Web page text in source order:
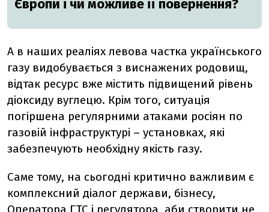
Європи і чи можливе її повернення?
А в наших реаліях левова частка українського
газу видобувається з виснажених родовищ,
відтак ресурс вже містить підвищений рівень
діоксиду вуглецю. Крім того, ситуація
погіршена регулярними атаками росіян по
газовій інфраструктурі – установках, які
забезпечують необхідну якість газу.
Саме тому, на сьогодні критично важливим є
комплексний діалог держави, бізнесу,